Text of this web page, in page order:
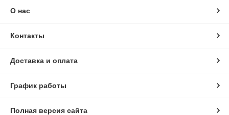
О нас
Контакты
Доставка и оплата
График работы
Полная версия сайта